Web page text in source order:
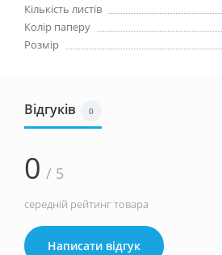
Кількість листів
Колір паперу
Розмір
Відгуків 0
0 / 5
середній рейтинг товара
Написати відгук